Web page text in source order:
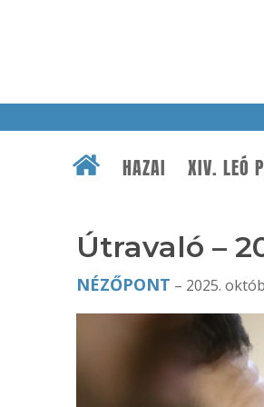
HAZAI XIV. LEÓ
Útravaló –
NÉZŐPONT – 2025.